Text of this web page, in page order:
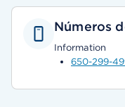
Números
Information
650-299-